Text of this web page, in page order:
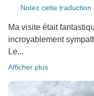
Notez cette traduction
Ma visite était
incroyablement
Le...
Afficher plus